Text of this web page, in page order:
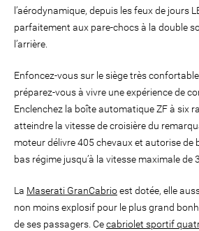
l’aérodynamique, depuis les feux de jours
parfaitement aux pare-chocs à la double
l’arrière.
Enfoncez-vous sur le siège très
préparez-vous à vivre une expérience de
Enclenchez la boîte automatique ZF à six
atteindre la vitesse de croisière du
moteur délivre 405 chevaux et autorise de
bas régime jusqu’à la vitesse maximale de
La Maserati GranCabrioest dotée, elle
non moins explosif pour le plus grand
de ses passagers. Cecabriolet sportif